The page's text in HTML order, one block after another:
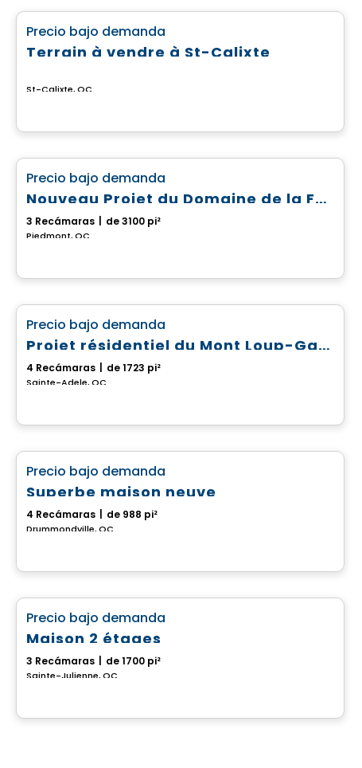
Precio bajo demanda
Terrain à vendre à St-Calixte
St-Calixte, QC
Casa
Precio bajo demanda
Nouveau Projet du Domaine de la Falaise
3 Recámaras de 3100 pi²
Piedmont, QC
Casa
Precio bajo demanda
Projet résidentiel du Mont Loup-Garou
4 Recámaras de 1723 pi²
Sainte-Adele, QC
Casa
Precio bajo demanda
Superbe maison neuve
4 Recámaras de 988 pi²
Drummondville, QC
Casa
Precio bajo demanda
Maison 2 étages
3 Recámaras de 1700 pi²
Sainte-Julienne, QC